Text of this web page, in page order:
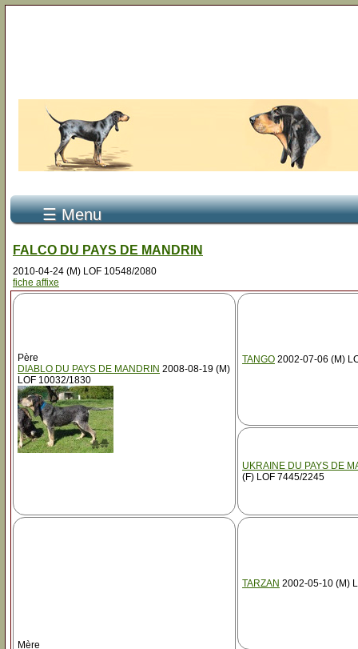
☰ Menu
FALCO DU PAYS DE MANDRIN
2010-04-24 (M) LOF 10548/2080
fiche affixe
Père
DIABLO DU PAYS DE MANDRIN 2008-08-19 (M)
LOF 10032/1830
TANGO 2002-07-06 (M)
UKRAINE DU PAYS DE
(F) LOF 7445/2245
Mère
TARZAN 2002-05-10 (M)